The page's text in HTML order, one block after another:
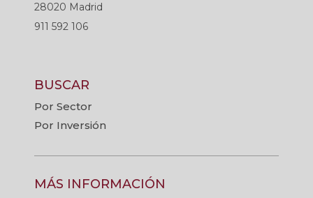
28020 Madrid
911 592 106
BUSCAR
Por Sector
Por Inversión
MÁS INFORMACIÓN